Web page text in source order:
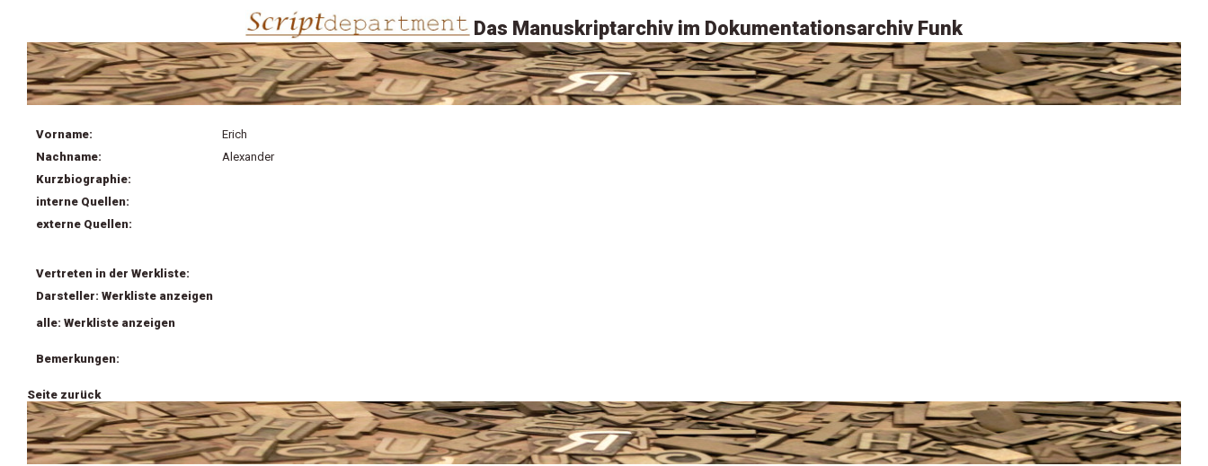
Das Manuskriptarchiv im Dokumentationsarchiv Funk
Vorname:
Erich
Nachname:
Alexander
Kurzbiographie:
interne Quellen:
externe Quellen:
Vertreten in der Werkliste:
Darsteller: Werkliste anzeigen
alle: Werkliste anzeigen
Bemerkungen:
Seite zurück